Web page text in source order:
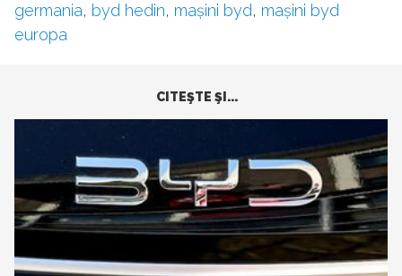
germania, byd hedin, mașini byd, mașini byd
europa
CITEŞTE ŞI...